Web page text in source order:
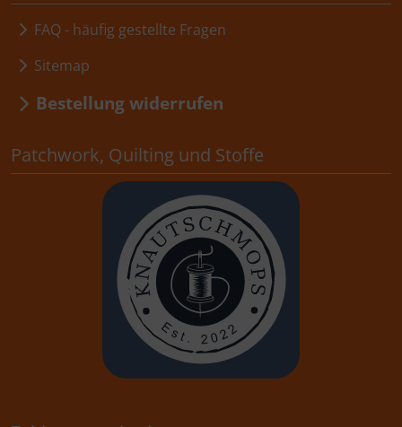
FAQ - häufig gestellte Fragen
Sitemap
Bestellung widerrufen
Patchwork, Quilting und Stoffe